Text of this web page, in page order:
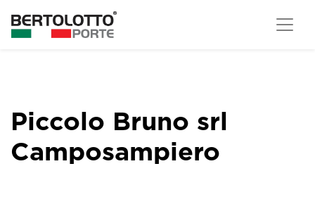
Piccolo Bruno srl
Camposampiero